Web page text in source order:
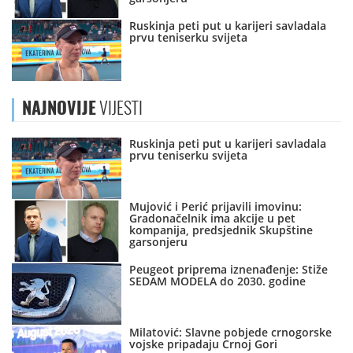
Ruskinja peti put u karijeri savladala
prvu teniserku svijeta
NAJNOVIJEVIJESTI
Ruskinja peti put u karijeri savladala
prvu teniserku svijeta
Mujović i Perić prijavili imovinu:
Gradonačelnik ima akcije u pet
kompanija, predsjednik Skupštine
garsonjeru
Peugeot priprema iznenađenje: Stiže
SEDAM MODELA do 2030. godine
Milatović: Slavne pobjede crnogorske
vojske pripadaju Crnoj Gori